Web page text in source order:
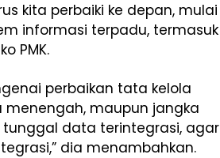
kita perbaiki ke depan, mulai
informasi terpadu, termasuk
PMK.
perbaikan tata kelola
maupun jangka
data terintegrasi, agar
dia menambahkan.